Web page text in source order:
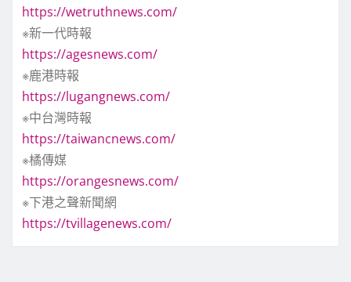
https://wetruthnews.com/
※新一代時報
https://agesnews.com/
※鹿港時報
https://lugangnews.com/
※中台灣時報
https://taiwancnews.com/
※橘傳媒
https://orangesnews.com/
※下港之聲新聞網
https://tvillagenews.com/